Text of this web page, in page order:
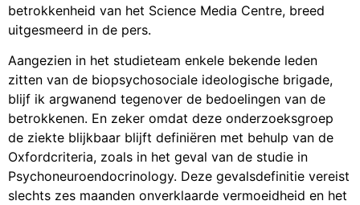
betrokkenheid van het Science Media Centre, breed
uitgesmeerd in de pers.
Aangezien in het studieteam enkele bekende leden
zitten van de biopsychosociale ideologische brigade,
blijf ik argwanend tegenover de bedoelingen van de
betrokkenen. En zeker omdat deze onderzoeksgroep
de ziekte blijkbaar blijft definiëren met behulp van de
Oxfordcriteria, zoals in het geval van de studie in
Psychoneuroendocrinology. Deze gevalsdefinitie vereist
slechts zes maanden onverklaarde vermoeidheid en het